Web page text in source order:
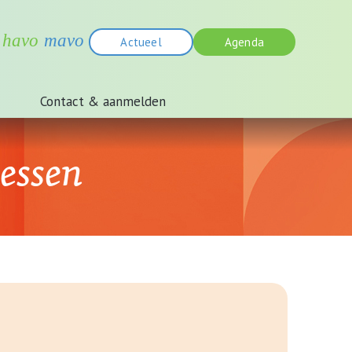
Actueel Agenda
Contact & aanmelden